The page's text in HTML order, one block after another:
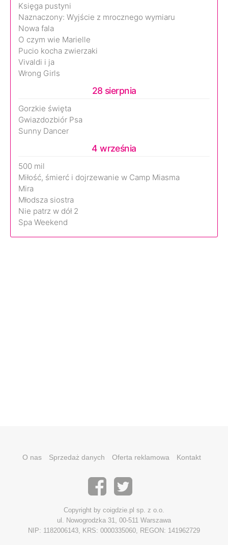
Księga pustyni
Naznaczony: Wyjście z mrocznego wymiaru
Nowa fala
O czym wie Marielle
Pucio kocha zwierzaki
Vivaldi i ja
Wrong Girls
28 sierpnia
Gorzkie święta
Gwiazdozbiór Psa
Sunny Dancer
4 września
500 mil
Miłość, śmierć i dojrzewanie w Camp Miasma
Mira
Młodsza siostra
Nie patrz w dół 2
Spa Weekend
O nas Sprzedaż danych Oferta reklamowa Kontakt
Copyright by coigdzie.pl sp. z o.o.
ul. Nowogrodzka 31, 00-511 Warszawa
NIP: 1182006143, KRS: 0000335060, REGON: 141962729